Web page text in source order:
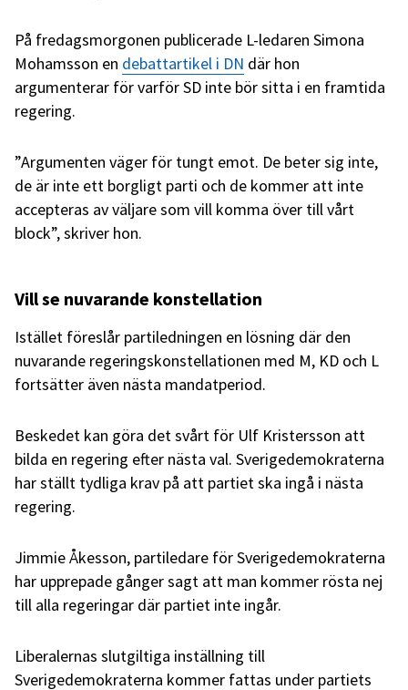
På fredagsmorgonen publicerade L-ledaren Simona
Mohamsson en debattartikel i DN där hon
argumenterar för varför SD inte bör sitta i en framtida
regering.
”Argumenten väger för tungt emot. De beter sig inte,
de är inte ett borgligt parti och de kommer att inte
accepteras av väljare som vill komma över till vårt
block”, skriver hon.
Vill se nuvarande konstellation
Istället föreslår partiledningen en lösning där den
nuvarande regeringskonstellationen med M, KD och L
fortsätter även nästa mandatperiod.
Beskedet kan göra det svårt för Ulf Kristersson att
bilda en regering efter nästa val. Sverigedemokraterna
har ställt tydliga krav på att partiet ska ingå i nästa
regering.
Jimmie Åkesson, partiledare för Sverigedemokraterna
har upprepade gånger sagt att man kommer rösta nej
till alla regeringar där partiet inte ingår.
Liberalernas slutgiltiga inställning till
Sverigedemokraterna kommer fattas under partiets